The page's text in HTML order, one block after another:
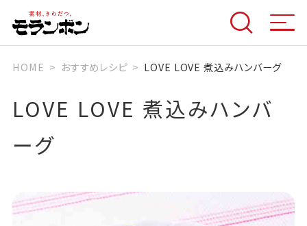
HOME おすすめレシピ LOVE LOVE 煮込みハンバーグ
LOVE LOVE 煮込みハンバ
ーグ